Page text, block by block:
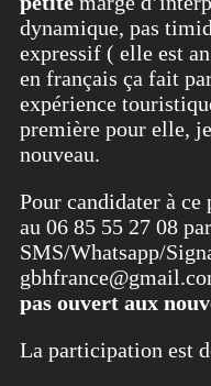
dynamique, pas
expressif ( elle est
en français ça fait
expérience
première pour elle,
nouveau.
Pour candidater à
au 06 85 55 27 08 par
SMS/Whatsapp/
pas ouvert aux
La participation est